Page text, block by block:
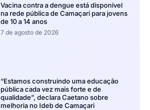
Vacina contra a dengue está disponível
na rede pública de Camaçari para jovens
de 10 a 14 anos
7 de agosto de 2026
“Estamos construindo uma educação
pública cada vez mais forte e de
qualidade”, declara Caetano sobre
melhoria no Ideb de Camaçari